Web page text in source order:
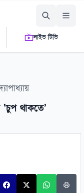
লাইভ টিভি
থাকতে’